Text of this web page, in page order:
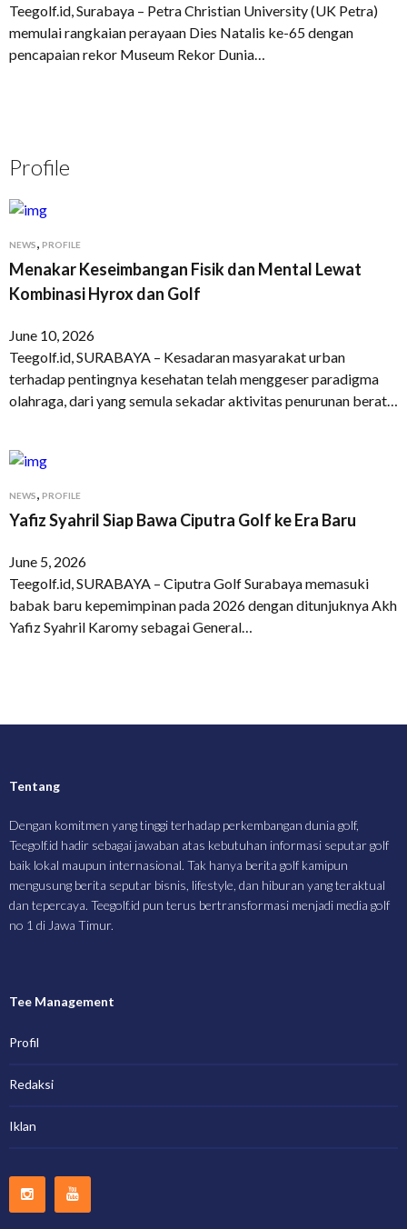
Teegolf.id, Surabaya – Petra Christian University (UK Petra)
memulai rangkaian perayaan Dies Natalis ke-65 dengan
pencapaian rekor Museum Rekor Dunia…
Profile
NEWS, PROFILE
Menakar Keseimbangan Fisik dan Mental Lewat
Kombinasi Hyrox dan Golf
June 10, 2026
Teegolf.id, SURABAYA – Kesadaran masyarakat urban
terhadap pentingnya kesehatan telah menggeser paradigma
olahraga, dari yang semula sekadar aktivitas penurunan berat…
NEWS, PROFILE
Yafiz Syahril Siap Bawa Ciputra Golf ke Era Baru
June 5, 2026
Teegolf.id, SURABAYA – Ciputra Golf Surabaya memasuki
babak baru kepemimpinan pada 2026 dengan ditunjuknya Akh
Yafiz Syahril Karomy sebagai General…
Tentang
Dengan komitmen yang tinggi terhadap perkembangan dunia golf,
Teegolf.id hadir sebagai jawaban atas kebutuhan informasi seputar golf
baik lokal maupun internasional. Tak hanya berita golf kamipun
mengusung berita seputar bisnis, lifestyle, dan hiburan yang teraktual
dan tepercaya. Teegolf.id pun terus bertransformasi menjadi media golf
no 1 di Jawa Timur.
Tee Management
Profil
Redaksi
Iklan